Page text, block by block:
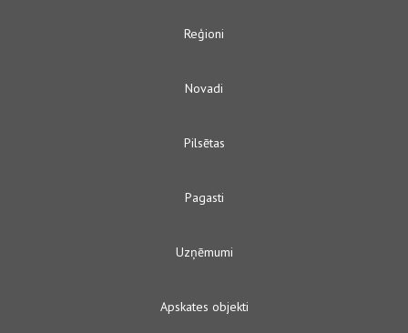
Reģioni
Novadi
Pilsētas
Pagasti
Uzņēmumi
Apskates objekti